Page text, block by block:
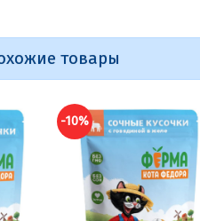
товары
-10%